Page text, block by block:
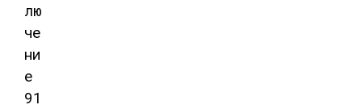
лю
че
ни
е
91